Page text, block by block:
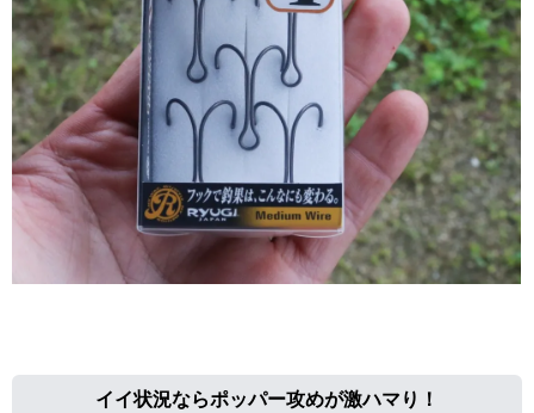
イイ状況ならポッパー攻めが激ハマり！